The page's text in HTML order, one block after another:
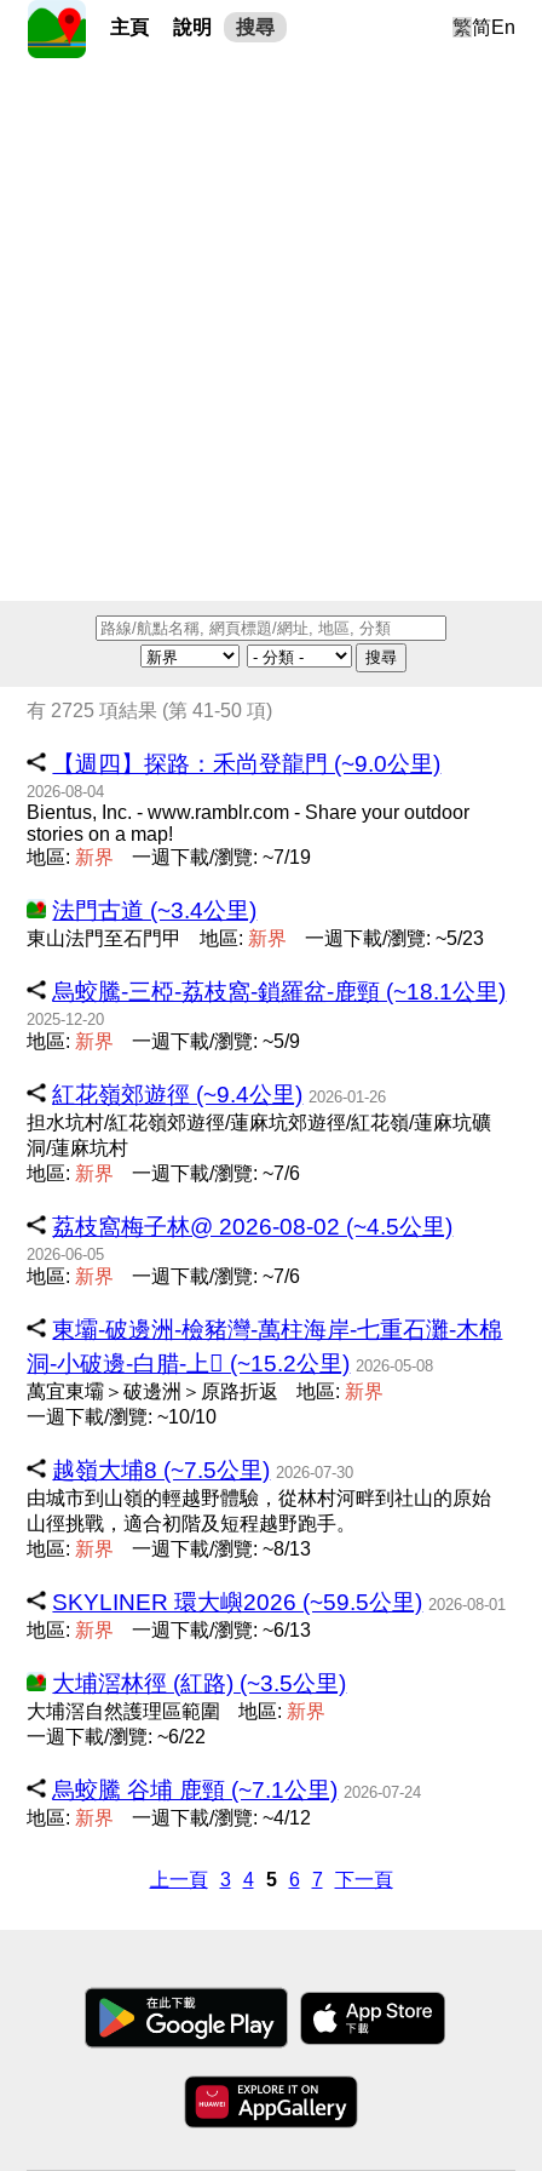
主頁 說明 搜尋 繁简En
搜尋
有 2725 項結果 (第 41-50 項)
【週四】探路：禾尚登龍門 (~9.0公里)
2026-08-04
Bientus, Inc. - www.ramblr.com - Share your outdoor
stories on a map!
地區: 新界 一週下載/瀏覽: ~7/19
法門古道 (~3.4公里)
東山法門至石門甲 地區: 新界 一週下載/瀏覽: ~5/23
烏蛟騰-三椏-荔枝窩-鎖羅盆-鹿頸 (~18.1公里)
2025-12-20
地區: 新界 一週下載/瀏覽: ~5/9
紅花嶺郊遊徑 (~9.4公里) 2026-01-26
担水坑村/紅花嶺郊遊徑/蓮麻坑郊遊徑/紅花嶺/蓮麻坑礦
洞/蓮麻坑村
地區: 新界 一週下載/瀏覽: ~7/6
荔枝窩梅子林@ 2026-08-02 (~4.5公里)
2026-06-05
地區: 新界 一週下載/瀏覽: ~7/6
東壩-破邊洲-檢豬灣-萬柱海岸-七重石灘-木棉
洞-小破邊-白腊-上𡩴󠄁 (~15.2公里) 2026-05-08
萬宜東壩＞破邊洲＞原路折返 地區: 新界
一週下載/瀏覽: ~10/10
越嶺大埔8 (~7.5公里) 2026-07-30
由城市到山嶺的輕越野體驗，從林村河畔到社山的原始
山徑挑戰，適合初階及短程越野跑手。
地區: 新界 一週下載/瀏覽: ~8/13
SKYLINER 環大嶼2026 (~59.5公里) 2026-08-01
地區: 新界 一週下載/瀏覽: ~6/13
大埔滘林徑 (紅路) (~3.5公里)
大埔滘自然護理區範圍 地區: 新界
一週下載/瀏覽: ~6/22
烏蛟騰 谷埔 鹿頸 (~7.1公里) 2026-07-24
地區: 新界 一週下載/瀏覽: ~4/12
上一頁 3 4 5 6 7 下一頁